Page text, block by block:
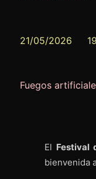
21/05/2026
Fuegos
El Festival
bienvenida